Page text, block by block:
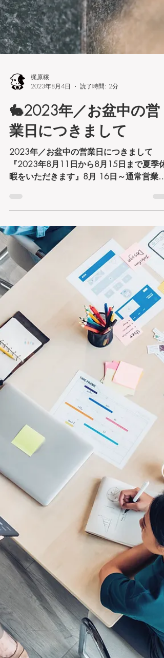
梶原穣
2023年8月4日
読了時間: 2分
🐇2023年／お盆中の営
業日につきまして
2023年／お盆中の営業日につきまして
『2023年8月11日から8月15日まで夏季休
暇をいただきます』8月 16日～通常営業と
なります。「年に数回の連休をいただきま
(^o^) リフレッシュしてお客様へ最高のサー
ビスを提供出来るように致します♪」